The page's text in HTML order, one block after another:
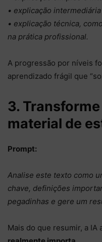
• explicação
• explicação técnica,
na prática profissional.
A progressão por níveis
aprendizado frágil que
3.
material de
Prompt:
Analise este texto como
chave, definições
pegadinhas e gere um
Mais do que resumir, a IA